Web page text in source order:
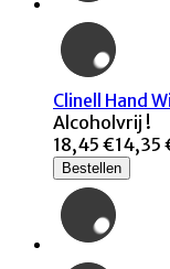
Clinell Hand
Alcoholvrij !
18,45 €14,35
Bestellen